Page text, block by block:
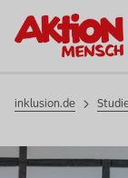
inklusion.de
inklusion.de